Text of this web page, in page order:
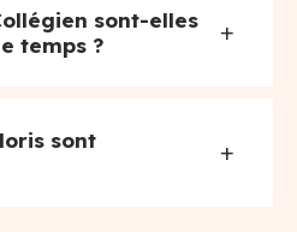
sont-elles
temps ?
+
sont
+